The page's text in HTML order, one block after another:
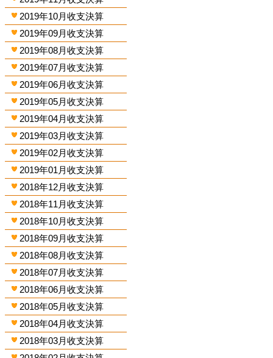
2019年10月收支決算
2019年09月收支決算
2019年08月收支決算
2019年07月收支決算
2019年06月收支決算
2019年05月收支決算
2019年04月收支決算
2019年03月收支決算
2019年02月收支決算
2019年01月收支決算
2018年12月收支決算
2018年11月收支決算
2018年10月收支決算
2018年09月收支決算
2018年08月收支決算
2018年07月收支決算
2018年06月收支決算
2018年05月收支決算
2018年04月收支決算
2018年03月收支決算